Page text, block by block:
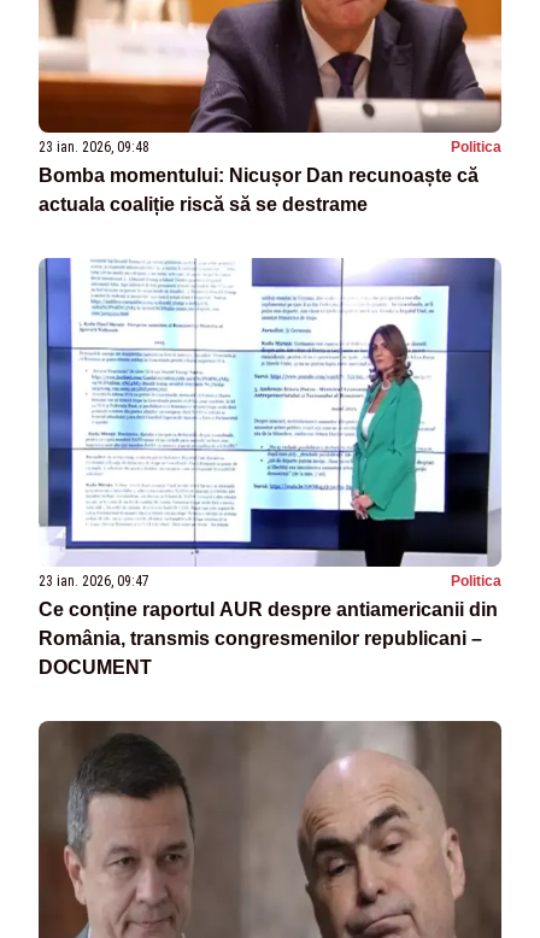
23 ian. 2026, 09:48 Politica
Bomba momentului: Nicușor Dan recunoaște că
actuala coaliție riscă să se destrame
23 ian. 2026, 09:47 Politica
Ce conține raportul AUR despre antiamericanii din
România, transmis congresmenilor republicani –
DOCUMENT